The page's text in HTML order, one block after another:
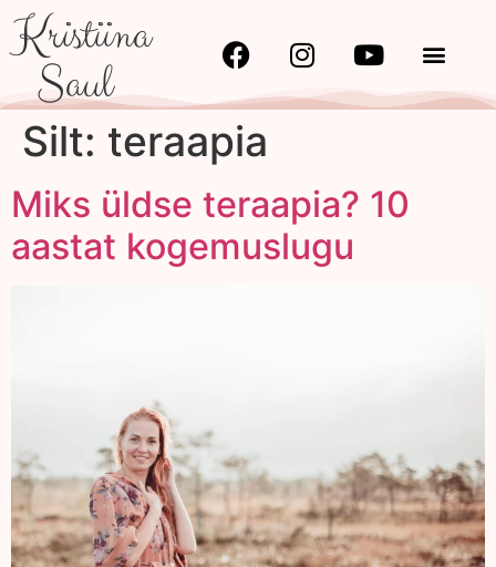
Kristiina
Saul
Silt: teraapia
Miks üldse teraapia? 10
aastat kogemuslugu